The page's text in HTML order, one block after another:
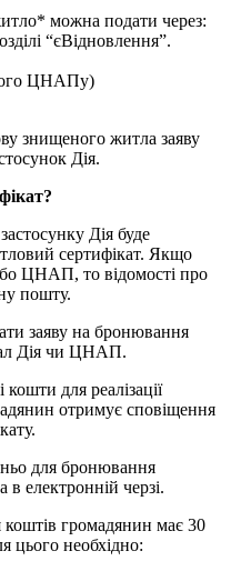
можна подати через:
“єВідновлення”.
ЦНАПу)
знищеного житла заяву
Дія.
Дія буде
сертифікат. Якщо
ЦНАП, то відомості про
пошту.
заяву на бронювання
Дія чи ЦНАП.
для реалізації
отримує сповіщення
для бронювання
в електронній черзі.
громадянин має 30
цього необхідно: